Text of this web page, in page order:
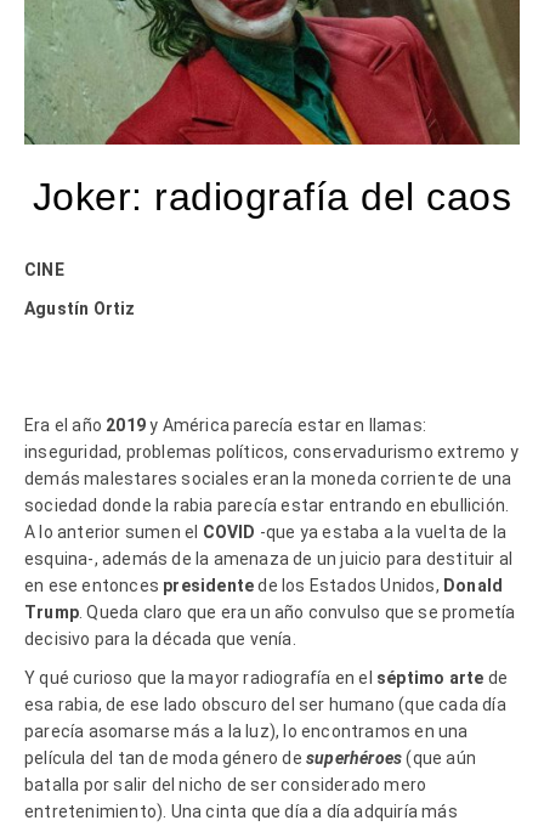
Joker: radiografía del caos
CINE
Agustín Ortiz
Era el año 2019y América parecía estar en llamas:
inseguridad, problemas políticos, conservadurismo extremo y
demás malestares sociales eran la moneda corriente de una
sociedad donde la rabia parecía estar entrando en ebullición.
A lo anterior sumen el COVID -que ya estaba a la vuelta de la
esquina-, además de la amenaza de un juicio para destituir al
en ese entonces presidentede los Estados Unidos, Donald
Trump . Queda claro que era un año convulso que se prometía
decisivo para la década que venía.
Y qué curioso que la mayor radiografía en el séptimo arte de
esa rabia, de ese lado obscuro del ser humano (que cada día
parecía asomarse más a la luz), lo encontramos en una
película del tan de moda género de superhéroes(que aún
batalla por salir del nicho de ser considerado mero
entretenimiento). Una cinta que día a día adquiría más